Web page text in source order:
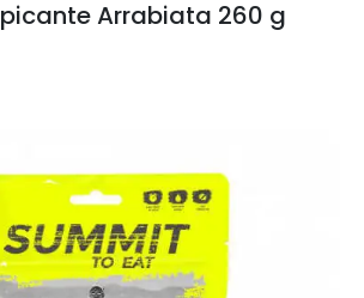
picante Arrabiata 260 g